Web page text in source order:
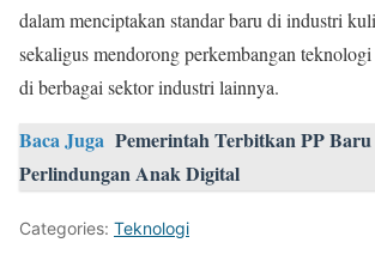
dalam menciptakan standar baru di industri
sekaligus mendorong perkembangan
di berbagai sektor industri lainnya.
Baca Juga Pemerintah Terbitkan PP
Perlindungan Anak Digital
Categories: Teknologi